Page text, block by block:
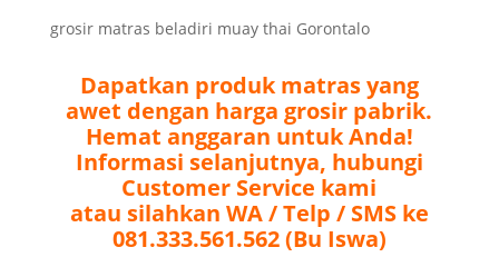
grosir matras beladiri muay thai Gorontalo
Dapatkan produk matras yang
awet dengan harga grosir pabrik.
Hemat anggaran untuk Anda!
Informasi selanjutnya, hubungi
Customer Service kami
atau silahkan WA / Telp / SMS ke
081.333.561.562 (Bu Iswa)